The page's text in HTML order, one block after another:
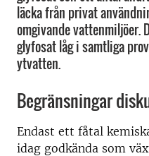
läcka från privat
omgivande vattenmiljöer.
glyfosat låg i samtliga
ytvatten.
Begränsningar
Endast ett fåtal
idag godkända som